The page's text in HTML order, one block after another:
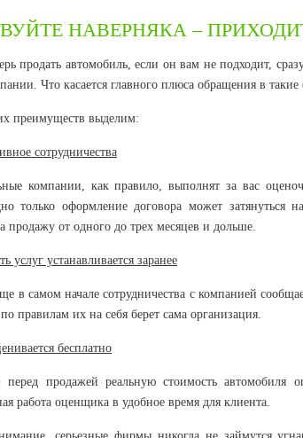
НАВЕРНЯКА –
продать автомобиль, если он вам не подходит,
Что касается главного плюса обращения в
преимуществ выделим:
сотрудничества
компании, как правило, выполнят за вас
только оформление договора может
продажу от одного до трех месяцев и дольше.
услуг устанавливается заранее
в самом начале сотрудничества с компанией
правилам их на себя берет сама организация.
бесплатно
перед продажей реальную стоимость автомобиля
работа оценщика в удобное время для клиента.